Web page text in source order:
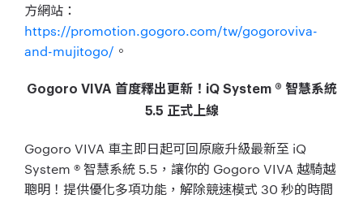
方網站：
https://promotion.gogoro.com/tw/gogoroviva-
and-mujitogo/ 。
Gogoro VIVA 首度釋出更新！iQ System ® 智慧系統
5.5 正式上線
Gogoro VIVA 車主即日起可回原廠升級最新至 iQ
System ® 智慧系統 5.5，讓你的 Gogoro VIVA 越騎越
聰明！提供優化多項功能，解除競速模式 30 秒的時間